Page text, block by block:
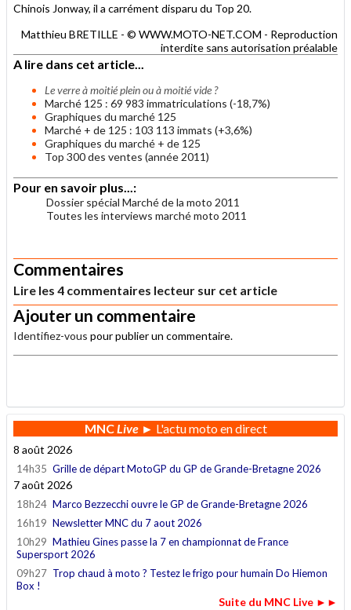
Chinois Jonway, il a carrément disparu du Top 20.
Matthieu BRETILLE - © WWW.MOTO-NET.COM - Reproduction
interdite sans autorisation préalable
A lire dans cet article...
Le verre à moitié plein ou à moitié vide ?
Marché 125 : 69 983 immatriculations (-18,7%)
Graphiques du marché 125
Marché + de 125 : 103 113 immats (+3,6%)
Graphiques du marché + de 125
Top 300 des ventes (année 2011)
Pour en savoir plus...:
Dossier spécial Marché de la moto 2011
Toutes les interviews marché moto 2011
Commentaires
Lire les 4 commentaires lecteur sur cet article
Ajouter un commentaire
Identifiez-vous pour publier un commentaire.
MNCLive► L'actu moto en direct
8 août 2026
14h35 Grille de départ MotoGP du GP de Grande-Bretagne 2026
7 août 2026
18h24 Marco Bezzecchi ouvre le GP de Grande-Bretagne 2026
16h19 Newsletter MNC du 7 aout 2026
10h29 Mathieu Gines passe la 7 en championnat de France
Supersport 2026
09h27 Trop chaud à moto ? Testez le frigo pour humain Do Hiemon
Box !
Suite du MNC Live ►►